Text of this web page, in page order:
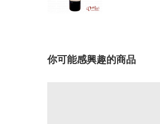
你可能感興趣的商品